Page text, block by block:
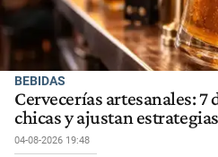
BEBIDAS
Cervecerías artesanales: 7
chicas y ajustan
04-08-2026 19:48